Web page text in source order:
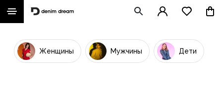
Женщины Мужчины Дети